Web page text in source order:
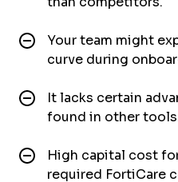
Your team might
curve during
It lacks certain
found in other
High capital cost
required FortiCare